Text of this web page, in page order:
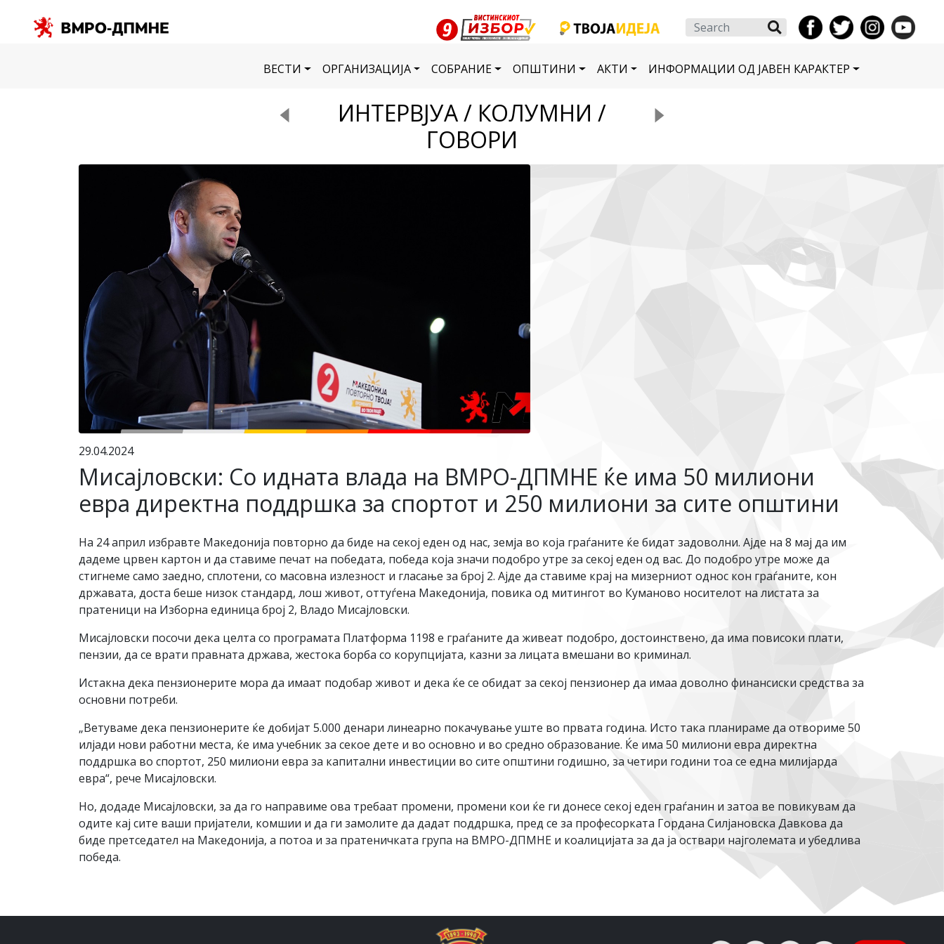
Search
ВЕСТИ ОРГАНИЗАЦИЈА СОБРАНИЕ ОПШТИНИ АКТИ ИНФОРМАЦИИ ОД ЈАВЕН КАРАКТЕР
ИНТЕРВЈУА / КОЛУМНИ /
ГОВОРИ
29.04.2024
Мисајловски: Со идната влада на ВМРО-ДПМНЕ ќе има 50 милиони
евра директна поддршка за спортот и 250 милиони за сите општини
На 24 април избравте Македонија повторно да биде на секој еден од нас, земја во која граѓаните ќе бидат задоволни. Ајде на 8 мај да им
дадеме црвен картон и да ставиме печат на победата, победа која значи подобро утре за секој еден од вас. До подобро утре може да
стигнеме само заедно, сплотени, со масовна излезност и гласање за број 2. Ајде да ставиме крај на мизерниот однос кон граѓаните, кон
државата, доста беше низок стандард, лош живот, оттуѓена Македонија, повика од митингот во Куманово носителот на листата за
пратеници на Изборна единица број 2, Владо Мисајловски.
Мисајловски посочи дека целта со програмата Платформа 1198 е граѓаните да живеат подобро, достоинствено, да има повисоки плати,
пензии, да се врати правната држава, жестока борба со корупцијата, казни за лицата вмешани во криминал.
Истакна дека пензионерите мора да имаат подобар живот и дека ќе се обидат за секој пензионер да имаа доволно финансиски средства за
основни потреби.
„Ветуваме дека пензионерите ќе добијат 5.000 денари линеарно покачување уште во првата година. Исто така планираме да отвориме 50
илјади нови работни места, ќе има учебник за секое дете и во основно и во средно образование. Ќе има 50 милиони евра директна
поддршка во спортот, 250 милиони евра за капитални инвестиции во сите општини годишно, за четири години тоа се една милијарда
евра“, рече Мисајловски.
Но, додаде Мисајловски, за да го направиме ова требаат промени, промени кои ќе ги донесе секој еден граѓанин и затоа ве повикувам да
одите кај сите ваши пријатели, комшии и да ги замолите да дадат поддршка, пред се за професорката Гордана Силјановска Давкова да
биде претседател на Македонија, а потоа и за пратеничката група на ВМРО-ДПМНЕ и коалицијата за да ја оствари најголемата и убедлива
победа.